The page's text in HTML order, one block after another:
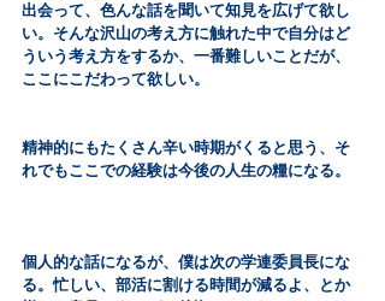
出会って、色んな話を聞いて知見を広げて欲し
い。そんな沢山の考え方に触れた中で自分はど
ういう考え方をするか、一番難しいことだが、
ここにこだわって欲しい。
精神的にもたくさん辛い時期がくると思う、そ
れでもここでの経験は今後の人生の糧になる。
個人的な話になるが、僕は次の学連委員長にな
る。忙しい、部活に割ける時間が減るよ、とか